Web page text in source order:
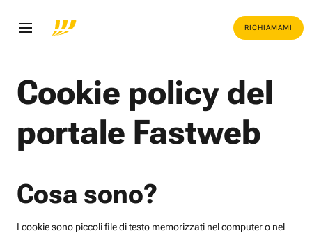
RICHIAMAMI
Cookie policy del
portale Fastweb
Cosa sono?
I cookie sono piccoli file di testo memorizzati nel computer o nel